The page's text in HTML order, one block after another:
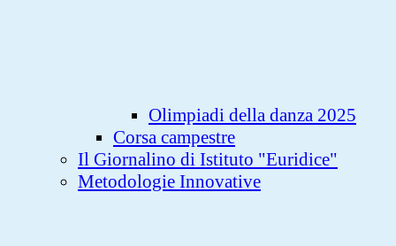
Olimpiadi della danza 2025
Corsa campestre
Il Giornalino di Istituto "Euridice"
Metodologie Innovative